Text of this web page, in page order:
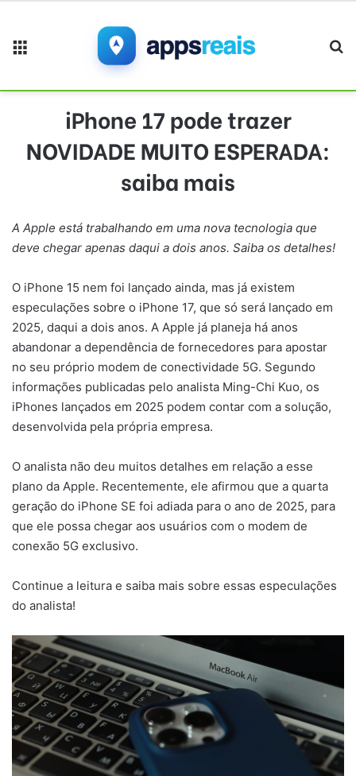
iPhone 17 pode trazer
NOVIDADE MUITO ESPERADA:
saiba mais
A Apple está trabalhando em uma nova tecnologia que
deve chegar apenas daqui a dois anos. Saiba os detalhes!
O iPhone 15 nem foi lançado ainda, mas já existem
especulações sobre o iPhone 17, que só será lançado em
2025, daqui a dois anos. A Apple já planeja há anos
abandonar a dependência de fornecedores para apostar
no seu próprio modem de conectividade 5G. Segundo
informações publicadas pelo analista Ming-Chi Kuo, os
iPhones lançados em 2025 podem contar com a solução,
desenvolvida pela própria empresa.
O analista não deu muitos detalhes em relação a esse
plano da Apple. Recentemente, ele afirmou que a quarta
geração do iPhone SE foi adiada para o ano de 2025, para
que ele possa chegar aos usuários com o modem de
conexão 5G exclusivo.
Continue a leitura e saiba mais sobre essas especulações
do analista!